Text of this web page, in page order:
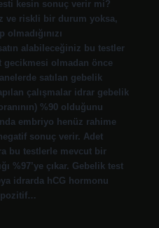
kesin sonuç verir mi?
ve riskli bir durum yoksa,
alabileceğiniz bu testler
olmadan önce
satılan gebelik
çalışmalar idrar gebelik
%90 olduğunu
embriyo henüz rahime
sonuç verir. Adet
bu testlerle mevcut bir
%97’ye çıkar. Gebelik test
idrarda hCG hormonu
pozitif…